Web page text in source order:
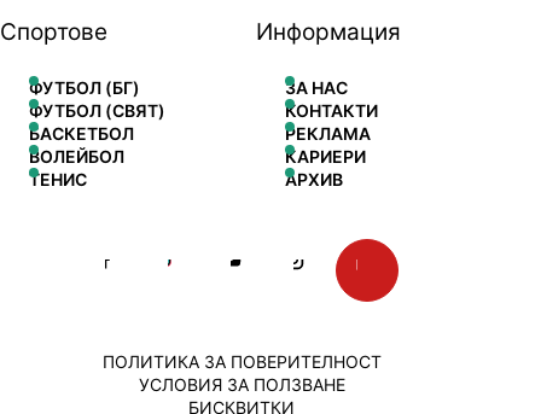
Спортове
ФУТБОЛ (БГ)
ФУТБОЛ (СВЯТ)
БАСКЕТБОЛ
ВОЛЕЙБОЛ
ТЕНИС
Информация
ЗА НАС
КОНТАКТИ
РЕКЛАМА
КАРИЕРИ
АРХИВ
ПОЛИТИКА ЗА ПОВЕРИТЕЛНОСТ
УСЛОВИЯ ЗА ПОЛЗВАНЕ
БИСКВИТКИ